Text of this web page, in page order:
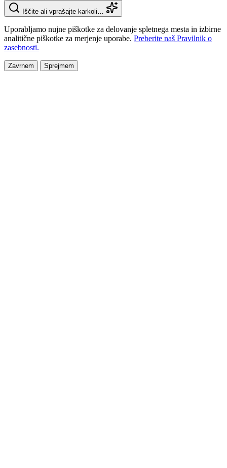
Iščite ali vprašajte karkoli…
Uporabljamo nujne piškotke za delovanje spletnega mesta in izbirne
analitične piškotke za merjenje uporabe. Preberite naš Pravilnik o
zasebnosti.
Zavrnem Sprejmem